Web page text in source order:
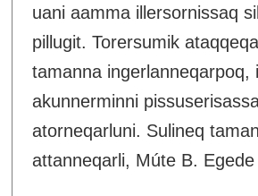
uani aamma illersornissaq
pillugit. Torersumik
tamanna ingerlanneqarpoq,
akunnerminni
atorneqarluni. Sulineq
attanneqarli, Múte B. Egede